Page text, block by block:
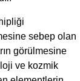
sebep olan
görülmesine
ve kozmik